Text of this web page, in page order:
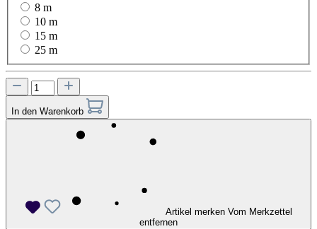
8 m
10 m
15 m
25 m
In den Warenkorb
Artikel merken Vom Merkzettel
entfernen